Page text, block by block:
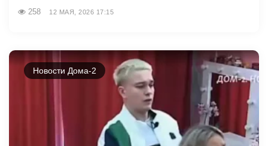
258 12 МАЯ, 2026 17:15
Новости Дома-2